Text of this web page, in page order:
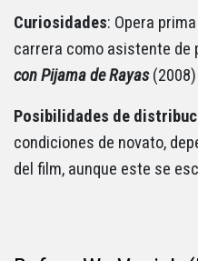
Curiosidades: Opera
carrera como asistente de
con Pijama de Rayas(2008)
Posibilidades de
condiciones de novato,
del film, aunque este se